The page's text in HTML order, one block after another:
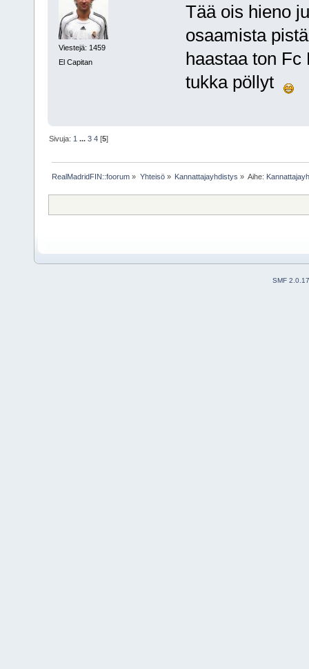
Viestejä: 1459
El Capitan
Tää ois hieno
osaamista
haastaa ton Fc
tukka pöllyt
Sivuja: 1 ...3 4 [5]
RealMadridFIN::foorum » Yhteisö» Kannattajayhdistys » Aihe:
SMF 2.0.17